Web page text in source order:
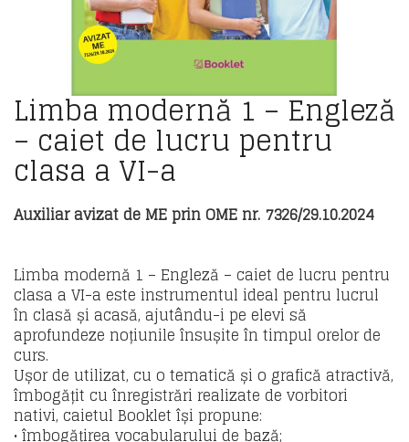
Limba modernă 1 – Engleză
– caiet de lucru pentru
clasa a VI-a
Auxiliar avizat de ME prin OME nr. 7326/29.10.2024
Limba modernă 1 – Engleză – caiet de lucru pentru
clasa a VI-a este instrumentul ideal pentru lucrul
în clasă și acasă, ajutându-i pe elevi să
aprofundeze noțiunile însușite în timpul orelor de
curs.
Ușor de utilizat, cu o tematică și o grafică atractivă,
îmbogățit cu înregistrări realizate de vorbitori
nativi, caietul Booklet își propune:
• îmbogățirea vocabularului de bază;